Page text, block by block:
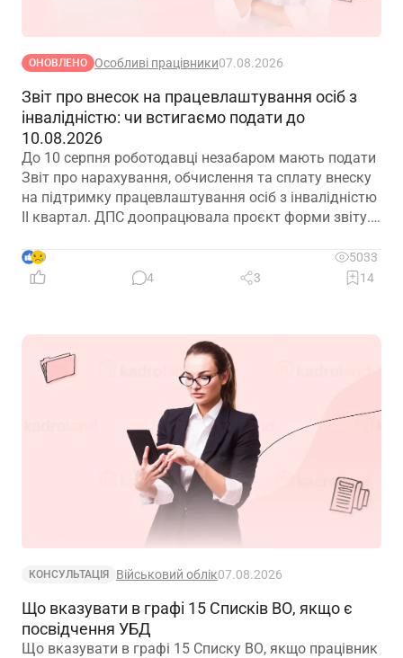
ОНОВЛЕНО Особливі працівники07.08.2026
Звіт про внесок на працевлаштування осіб з
інвалідністю: чи встигаємо подати до
10.08.2026
До 10 серпня роботодавці незабаром мають подати
Звіт про нарахування, обчислення та сплату внеску
на підтримку працевлаштування осіб з інвалідністю
ІІ квартал. ДПС доопрацювала проєкт форми звіту.
далі
9
5033
4
3 14
КОНСУЛЬТАЦІЯ Військовий облік07.08.2026
Що вказувати в графі 15 Списків ВО, якщо є
посвідчення УБД
Що вказувати в графі 15 Списку ВО, якщо працівник